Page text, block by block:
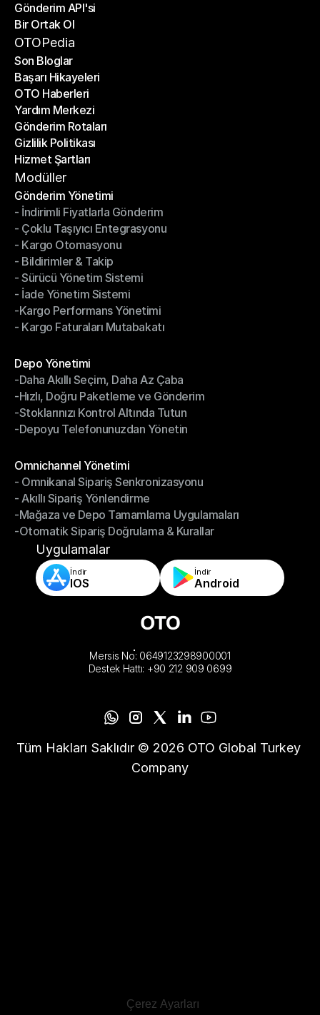
E-Ticaret Platformları
Gönderim API'si
Gönderim API'si
Bir Ortak Ol
Bir Ortak Ol
OTOPedia
Son Bloglar
Son Bloglar
Başarı Hikayeleri
Başarı Hikayeleri
OTO Haberleri
OTO Haberleri
Yardım Merkezi
Yardım Merkezi
Gönderim Rotaları
Gönderim Rotaları
Gizlilik Politikası
Gizlilik Politikası
Hizmet Şartları
Hizmet Şartları
Modüller
Gönderim Yönetimi
Gönderim Yönetimi
- İndirimli Fiyatlarla Gönderim
- İndirimli Fiyatlarla Gönderim
- Çoklu Taşıyıcı Entegrasyonu
- Çoklu Taşıyıcı Entegrasyonu
- Kargo Otomasyonu
- Kargo Otomasyonu
- Bildirimler & Takip
- Bildirimler & Takip
- Sürücü Yönetim Sistemi
- Sürücü Yönetim Sistemi
- İade Yönetim Sistemi
- İade Yönetim Sistemi
-Kargo Performans Yönetimi
-Kargo Performans Yönetimi
- Kargo Faturaları Mutabakatı
Depo Yönetimi
Depo Yönetimi
-Daha Akıllı Seçim, Daha Az Çaba
-Daha Akıllı Seçim, Daha Az Çaba
-Hızlı, Doğru Paketleme ve Gönderim
-Hızlı, Doğru Paketleme ve Gönderim
-Stoklarınızı Kontrol Altında Tutun
-Stoklarınızı Kontrol Altında Tutun
-Depoyu Telefonunuzdan Yönetin
Omnichannel Yönetimi
Omnichannel Yönetimi
- Omnikanal Sipariş Senkronizasyonu
- Omnikanal Sipariş Senkronizasyonu
- Akıllı Sipariş Yönlendirme
- Akıllı Sipariş Yönlendirme
-Mağaza ve Depo Tamamlama Uygulamaları
-Mağaza ve Depo Tamamlama Uygulamaları
-Otomatik Sipariş Doğrulama & Kurallar
-Otomatik Sipariş Doğrulama & Kurallar
Uygulamalar
İndir
IOS
İndir
Android
Mersis No: 0649123298900001
Destek Hattı: +90 212 909 0699
Tüm Hakları Saklıdır © 2026 OTO Global Turkey
Company
Çerez Ayarları